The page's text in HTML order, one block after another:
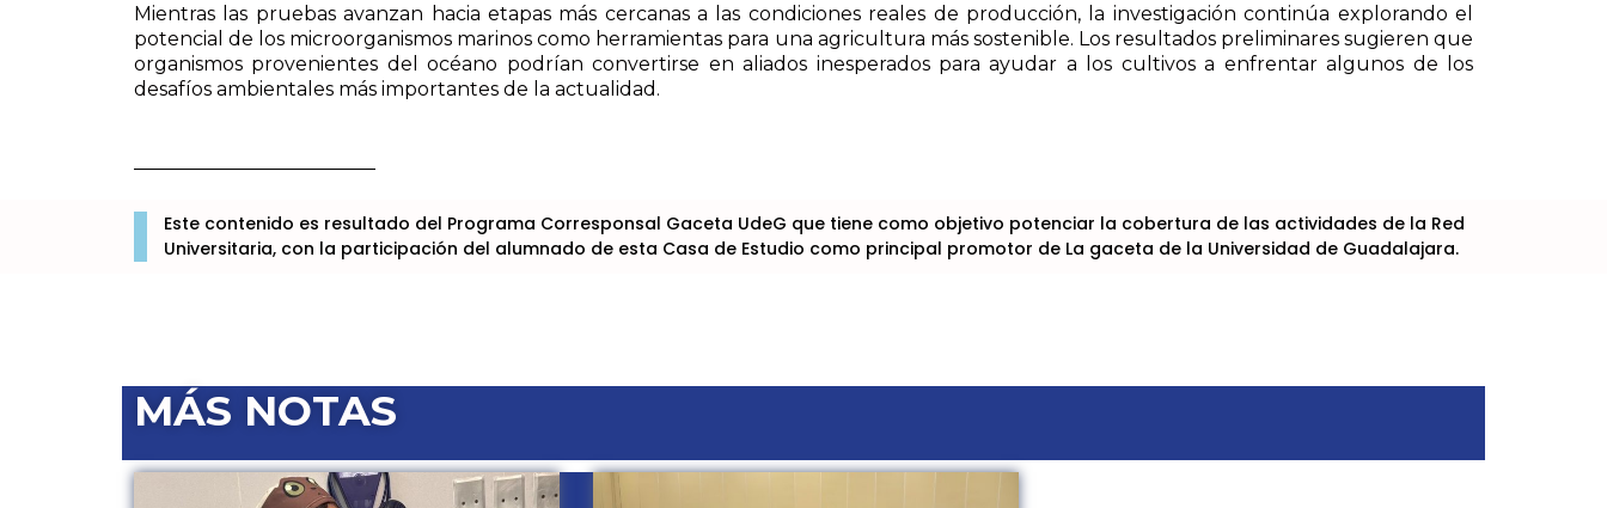
Mientras las pruebas avanzan hacia etapas más cercanas a las condiciones reales de producción, la investigación continúa explorando el
potencial de los microorganismos marinos como herramientas para una agricultura más sostenible. Los resultados preliminares sugieren que
organismos provenientes del océano podrían convertirse en aliados inesperados para ayudar a los cultivos a enfrentar algunos de los
desafíos ambientales más importantes de la actualidad.
Este contenido es resultado del Programa Corresponsal Gaceta UdeG que tiene como objetivo potenciar la cobertura de las actividades de la Red
Universitaria, con la participación del alumnado de esta Casa de Estudio como principal promotor de La gaceta de la Universidad de Guadalajara.
MÁS NOTAS